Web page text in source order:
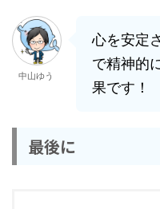
中山ゆう
心を安定
で精神的
果です！
最後に